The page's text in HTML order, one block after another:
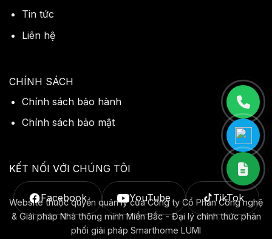
Tin tức
Liên hệ
CHÍNH SÁCH
Chính sách bảo hành
Chính sách bảo mật
KẾT NỐI VỚI CHÚNG TÔI
Facebook YouTube TikTok
Website thuộc quyền quản lý của Công ty Cổ Phần Công nghệ
& Giải pháp Nhà thông minh Miền Bắc - Đại lý chính thức phân
phối giải pháp Smarthome LUMI